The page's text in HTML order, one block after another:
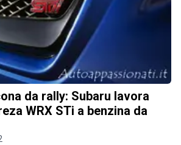
da rally: Subaru lavora
WRX STi a benzina da